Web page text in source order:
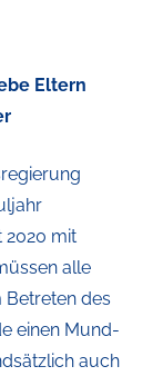
Eltern
2020 mit
alle
Betreten des
einen Mund-
auch